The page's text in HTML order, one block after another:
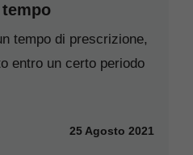
tempo di prescrizione,
entro un certo periodo
25 Agosto 2021